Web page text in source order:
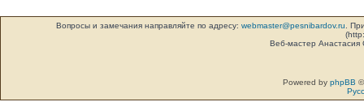
Вопросы и замечания направляйте по адресу: webmaster@pesnibardov.ru .
Веб-мастер
Powered by phpBB